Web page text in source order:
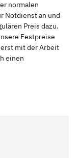
normalen
Notdienst an und
Preis dazu.
Festpreise
mit der Arbeit
einen